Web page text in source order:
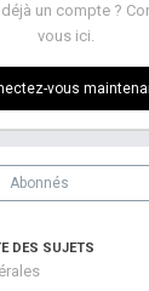
un compte ?
vous ici.
vous
Abonnés
DES SUJETS